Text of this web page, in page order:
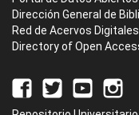
Dirección General de
Red de Acervos Digitales
Directory of Open